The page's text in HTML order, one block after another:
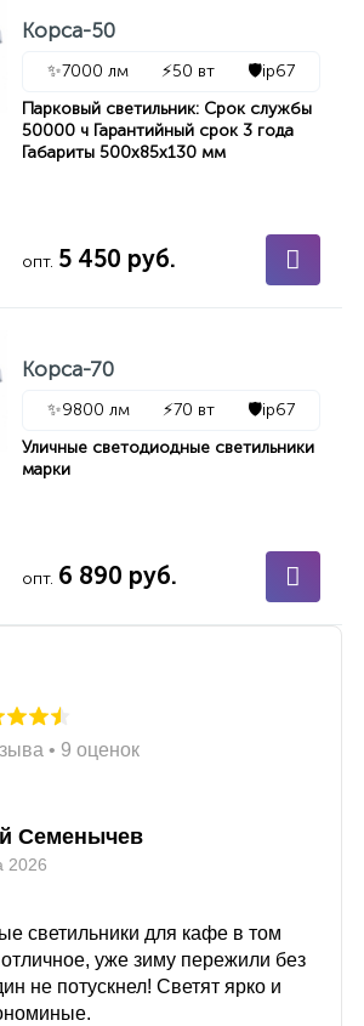
Корса-50
✨7000 лм ⚡50 вт 🛡️ip67
Парковый светильник: Срок службы
50000 ч Гарантийный срок 3 года
Габариты 500х85х130 мм
опт. 5 450 руб.
Корса-70
✨9800 лм ⚡70 вт 🛡️ip67
Уличные светодиодные светильники
марки
опт. 6 890 руб.
• 9 оценок
Семенычев
2026
светильники для кафе в том
отличное, уже зиму пережили без
не потускнел! Светят ярко и